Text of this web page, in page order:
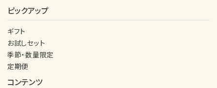
ピックアップ
ギフト
お試しセット
季節・数量限定
定期便
コンテンツ